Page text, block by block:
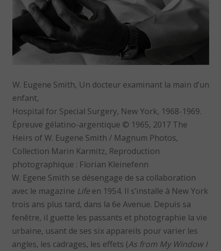
W. Eugene Smith, Un docteur examinant la main d’un
enfant,
Hospital for Special Surgery, New York, 1968-1969.
Épreuve gélatino-argentique © 1965, 2017 The
Heirs of W. Eugene Smith / Magnum Photos,
Collection Marin Karmitz, Reproduction
photographique : Florian Kleinefenn
W. Egene Smith se désengage de sa collaboration
avec le magazine Lifeen 1954. Il s’installe à New York
trois ans plus tard, dans la 6e Avenue. Depuis sa
fenêtre, il guette les passants et photographie la vie
urbaine, usant de ses six appareils pour varier les
angles, les cadrages, les effets (As from My Window I